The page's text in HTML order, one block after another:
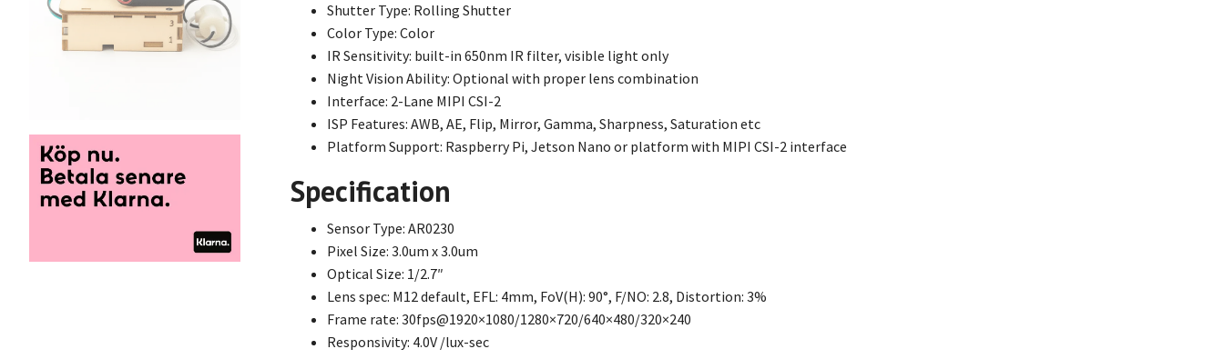
Shutter Type: Rolling Shutter
Color Type: Color
IR Sensitivity: built-in 650nm IR filter, visible light only
Night Vision Ability: Optional with proper lens combination
Interface: 2-Lane MIPI CSI-2
ISP Features: AWB, AE, Flip, Mirror, Gamma, Sharpness, Saturation etc
Platform Support: Raspberry Pi, Jetson Nano or platform with MIPI CSI-2 interface
Specification
Sensor Type: AR0230
Pixel Size: 3.0um x 3.0um
Optical Size: 1/2.7″
Lens spec: M12 default, EFL: 4mm, FoV(H): 90°, F/NO: 2.8, Distortion: 3%
Frame rate: 30fps@1920×1080/1280×720/640×480/320×240
Responsivity: 4.0V /lux-sec